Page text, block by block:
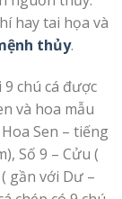
hay tai họa và
thủy.
chú cá được
và hoa mẫu
Sen – tiếng
Số 9 – Cửu (
gần với Dư –